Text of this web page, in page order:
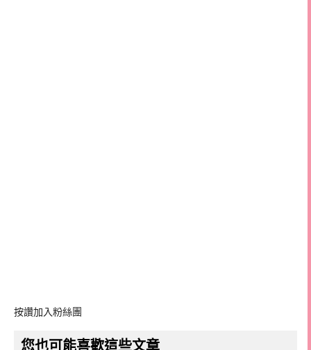
按讚加入粉絲團
您也可能喜歡這些文章